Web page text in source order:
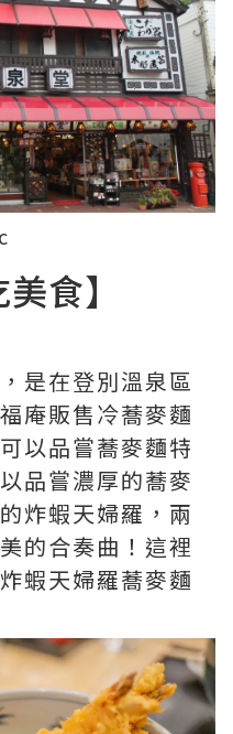
食】
是在登別溫泉區
庵販售冷蕎麥麵
以品嘗蕎麥麵特
品嘗濃厚的蕎麥
炸蝦天婦羅，兩
的合奏曲！這裡
蝦天婦羅蕎麥麵